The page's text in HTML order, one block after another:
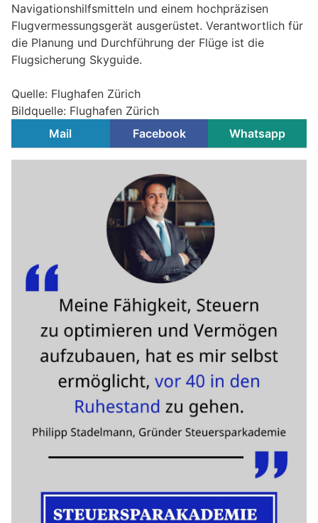
Navigationshilfsmitteln und einem hochpräzisen
Flugvermessungsgerät ausgerüstet. Verantwortlich für
die Planung und Durchführung der Flüge ist die
Flugsicherung Skyguide.
Quelle: Flughafen Zürich
Bildquelle: Flughafen Zürich
Mail
Facebook Whatsapp